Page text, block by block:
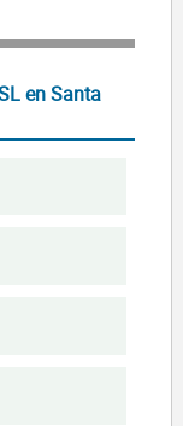
en Santa